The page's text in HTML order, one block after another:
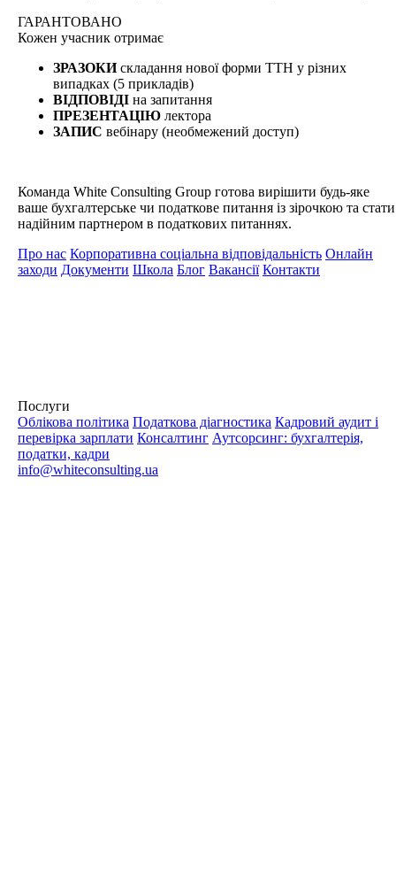
ГАРАНТОВАНО
Кожен учасник отримає
ЗРАЗОКИскладання нової форми ТТН у різних
випадках (5 прикладів)
ВІДПОВІДІ на запитання
ПРЕЗЕНТАЦІЮ лектора
ЗАПИС вебінару (необмежений доступ)
Команда White Consulting Group готова вирішити будь-яке
ваше бухгалтерське чи податкове питання із зірочкою та стати
надійним партнером в податкових питаннях.
Про нас Корпоративна соціальна відповідальність Онлайн
заходи Документи Школа Блог Вакансії Контакти
Послуги
Облікова політика Податкова діагностика Кадровий аудит і
перевірка зарплати Консалтинг Аутсорсинг: бухгалтерія,
податки, кадри
info@whiteconsulting.ua